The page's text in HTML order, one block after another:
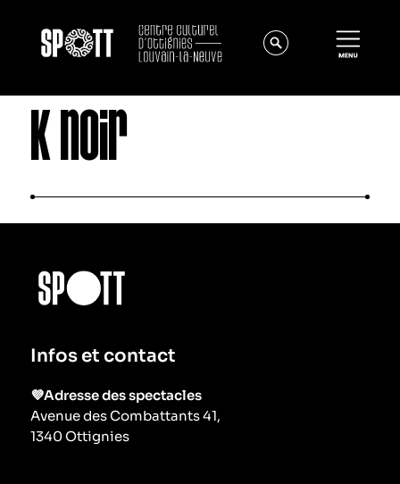
Actualités
À propos
Instances
Offres d'emploi
Le périodique
K noir
Infos et contact
💜Adresse des spectacles
Avenue des Combattants 41,
1340 Ottignies